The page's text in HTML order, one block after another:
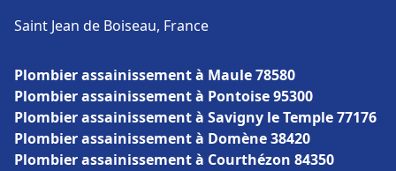
Saint Jean de Boiseau, France
Plombier assainissement à Maule 78580
Plombier assainissement à Pontoise 95300
Plombier assainissement à Savigny le Temple 77176
Plombier assainissement à Domène 38420
Plombier assainissement à Courthézon 84350